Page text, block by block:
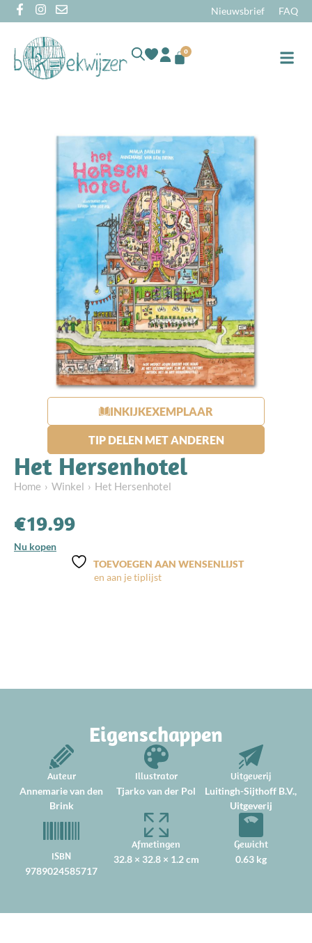
Nieuwsbrief FAQ
0
INKIJKEXEMPLAAR
TIP DELEN MET ANDEREN
Het Hersenhotel
Home Winkel Het Hersenhotel
€19.99
Nu kopen
TOEVOEGEN AAN WENSENLIJST
Eigenschappen
Auteur
Annemarie van den
Brink
Illustrator
Tjarko van der Pol
Uitgeverij
Luitingh-Sijthoff B.V.,
Uitgeverij
ISBN
9789024585717
Afmetingen
32.8 × 32.8 × 1.2 cm
Gewicht
0.63 kg